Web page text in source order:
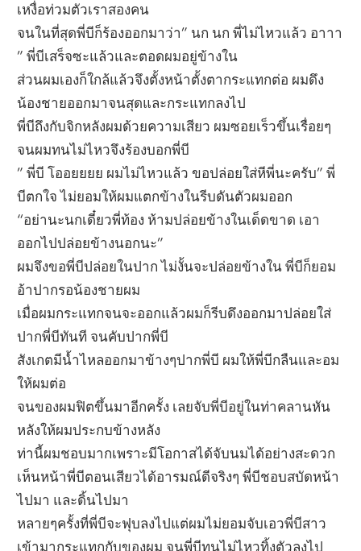
เหงื่อท่วมตัวเราสองคน
จนในที่สุดพี่บีก็ร้องออกมาว่า” นก นก พี่ไม่ไหวแล้ว อาาา
” พี่บีเสร็จซะแล้วและตอดผมอยู่ข้างใน
ส่วนผมเองก็ใกล้แล้วจึงตั้งหน้าตั้งตากระแทกต่อ ผมดึง
น้องชายออกมาจนสุดและกระแทกลงไป
พี่บีถึงกับจิกหลังผมด้วยความเสียว ผมซอยเร็วขึ้นเรื่อยๆ
จนผมทนไม่ไหวจึงร้องบอกพี่บี
” พี่บี โออยยยย ผมไม่ไหวแล้ว ขอปล่อยใส่หีพี่นะครับ” พี่
บีตกใจ ไม่ยอมให้ผมแตกข้างในรีบดันตัวผมออก
“อย่านะนกเดี๋ยวพี่ท้อง ห้ามปล่อยข้างในเด็ดขาด เอา
ออกไปปล่อยข้างนอกนะ”
ผมจึงขอพี่บีปล่อยในปาก ไม่งั้นจะปล่อยข้างใน พี่บีก็ยอม
อ้าปากรอน้องชายผม
เมื่อผมกระแทกจนจะออกแล้วผมก็รีบดึงออกมาปล่อยใส่
ปากพี่บีทันที จนคับปากพี่บี
สังเกตมีน้ำไหลออกมาข้างๆปากพี่บี ผมให้พี่บีกลืนและอม
ให้ผมต่อ
จนของผมฟิตขึ้นมาอีกครั้ง เลยจับพี่บีอยู่ในท่าคลานหัน
หลังให้ผมประกบข้างหลัง
ท่านี้ผมชอบมากเพราะมีโอกาสได้จับนมได้อย่างสะดวก
เห็นหน้าพี่บีตอนเสียวได้อารมณ์ดีจริงๆ พี่บีชอบสบัดหน้า
ไปมา และดิ้นไปมา
หลายๆครั้งที่พี่บีจะฟุบลงไปแต่ผมไม่ยอมจับเอวพี่บีสาว
เข้ามากระแทกกับของผม จนพี่บีทนไม่ไหวทิ้งตัวลงไป